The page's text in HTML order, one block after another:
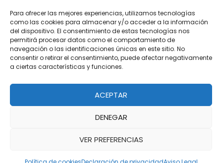
Para ofrecer las mejores experiencias, utilizamos tecnologías
como las cookies para almacenar y/o acceder a la información
del dispositivo. El consentimiento de estas tecnologías nos
permitirá procesar datos como el comportamiento de
navegación o las identificaciones únicas en este sitio. No
consentir o retirar el consentimiento, puede afectar negativamente
a ciertas características y funciones.
ACEPTAR
DENEGAR
VER PREFERENCIAS
Acepto las condiciones de uso (LOPD)